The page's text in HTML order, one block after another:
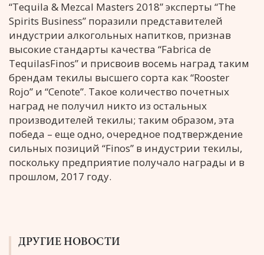
“Tequila & Mezcal Masters 2018” эксперты “The
Spirits Business” поразили представителей
индустрии алкогольных напитков, признав
высокие стандарты качества “Fabrica de
TequilasFinos” и присвоив восемь наград таким
брендам текилы высшего сорта как “Rooster
Rojo” и “Cenote”. Такое количество почетных
наград не получил никто из остальных
производителей текилы; таким образом, эта
победа – еще одно, очередное подтверждение
сильных позиций “Finos” в индустрии текилы,
поскольку предприятие получало награды и в
прошлом, 2017 году.
ДРУГИЕ НОВОСТИ